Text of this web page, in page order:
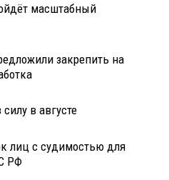
масштабный
закрепить на
в августе
лиц с судимостью для
РФ